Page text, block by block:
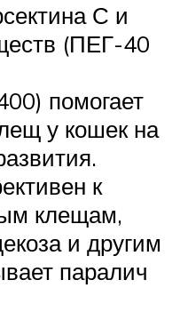
С и
(ПЕГ-40
помогает
у кошек на
к
клещам,
и другим
паралич